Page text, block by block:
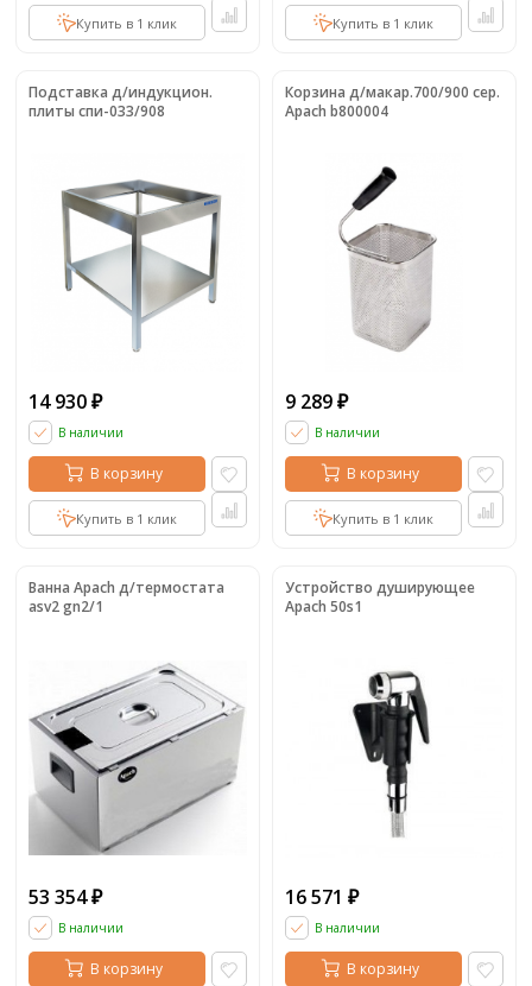
Купить в 1 клик Купить в 1 клик
Подставка д/индукцион.
плиты спи-033/908
14 930 ₽
В наличии
В корзину
Купить в 1 клик
Корзина д/макар.700/900 сер.
Apach b800004
9 289 ₽
В наличии
В корзину
Купить в 1 клик
Ванна Apach д/термостата
asv2 gn2/1
53 354 ₽
В наличии
В корзину
Устройство душирующее
Apach 50s1
16 571 ₽
В наличии
В корзину